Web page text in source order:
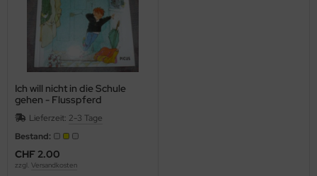
Ich will nicht in die Schule
gehen - Flusspferd
Lesespass
Lieferzeit: 2-3 Tage
Bestand:
CHF 2.00
zzgl. Versandkosten